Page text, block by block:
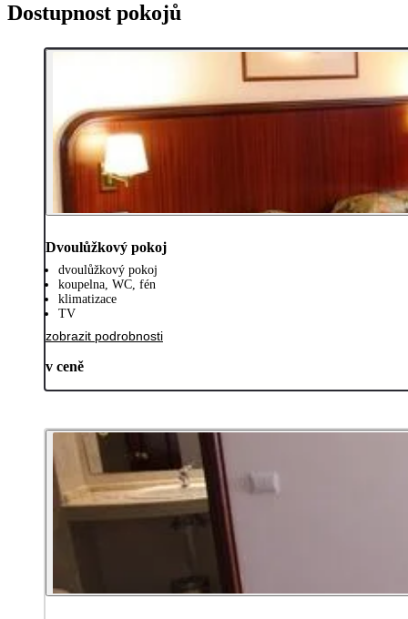
Dostupnost pokojů
Dvoulůžkový pokoj
dvoulůžkový pokoj
koupelna, WC, fén
klimatizace
TV
zobrazit podrobnosti
v ceně